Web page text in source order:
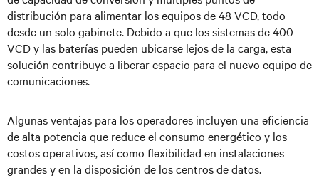
distribución para alimentar los equipos de 48 VCD, todo
desde un solo gabinete. Debido a que los sistemas de 400
VCD y las baterías pueden ubicarse lejos de la carga, esta
solución contribuye a liberar espacio para el nuevo equipo de
comunicaciones.
Algunas ventajas para los operadores incluyen una eficiencia
de alta potencia que reduce el consumo energético y los
costos operativos, así como flexibilidad en instalaciones
grandes y en la disposición de los centros de datos.